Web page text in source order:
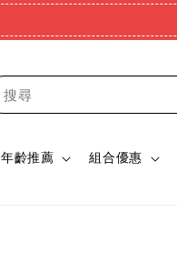
搜尋
年齡推薦 組合優惠